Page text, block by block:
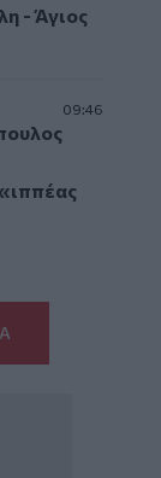
- Άγιος
09:46